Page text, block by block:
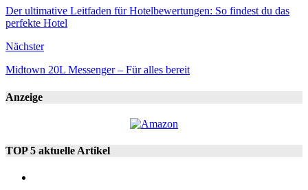
Der ultimative Leitfaden für Hotelbewertungen: So findest du das
perfekte Hotel
Nächster
Midtown 20L Messenger – Für alles bereit
Anzeige
TOP 5 aktuelle Artikel